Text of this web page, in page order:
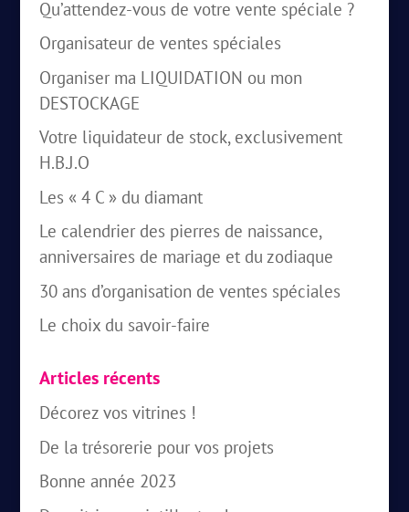
Qu’attendez-vous de votre vente spéciale ?
Organisateur de ventes spéciales
Organiser ma LIQUIDATION ou mon
DESTOCKAGE
Votre liquidateur de stock, exclusivement
H.B.J.O
Les « 4 C » du diamant
Le calendrier des pierres de naissance,
anniversaires de mariage et du zodiaque
30 ans d’organisation de ventes spéciales
Le choix du savoir-faire
Articles récents
Décorez vos vitrines !
De la trésorerie pour vos projets
Bonne année 2023